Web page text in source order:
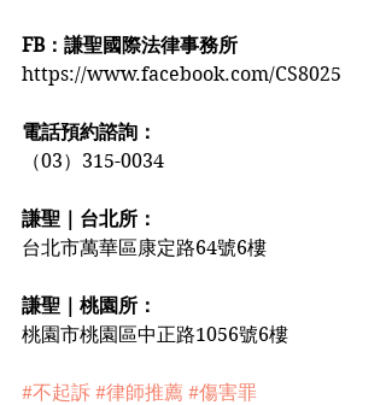
FB：謙聖國際法律事務所
https://www.facebook.com/CS8025
電話預約諮詢：
（03）315-0034
謙聖｜台北所：
台北市萬華區康定路64號6樓
謙聖｜桃園所：
桃園市桃園區中正路1056號6樓
#不起訴 #律師推薦 #傷害罪